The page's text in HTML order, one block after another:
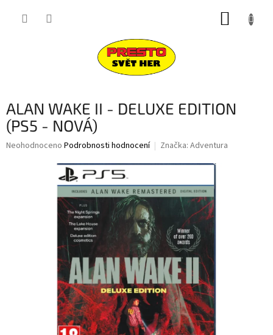
ALAN WAKE II - DELUXE EDITION
(PS5 - NOVÁ)
Průměrné
Neohodnoceno Podrobnosti hodnocení Značka: Adventura